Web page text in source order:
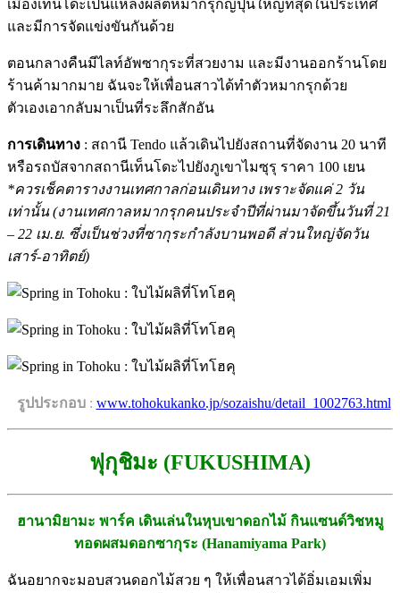
เมืองเท็นโดะเป็นแหล่งผลิตหมากรุกญี่ปุ่นใหญ่ที่สุดในประเทศ
และมีการจัดแข่งขันกันด้วย
ตอนกลางคืนมีไลท์อัพซากุระที่สวยงาม และมีงานออกร้านโดย
ร้านค้ามากมาย ฉันจะให้เพื่อนสาวได้ทำตัวหมากรุกด้วย
ตัวเองเอากลับมาเป็นที่ระลึกสักอัน
การเดินทาง : สถานี Tendo แล้วเดินไปยังสถานที่จัดงาน 20 นาที
หรือรถบัสจากสถานีเท็นโดะไปยังภูเขาไมซุรุ ราคา 100 เยน
*ควรเช็คตารางงานเทศกาลก่อนเดินทาง เพราะจัดแค่ 2 วัน
เท่านั้น (งานเทศกาลหมากรุกคนประจำปีที่ผ่านมาจัดขึ้นวันที่ 21
– 22 เม.ย. ซึ่งเป็นช่วงที่ซากุระกำลังบานพอดี ส่วนใหญ่จัดวัน
เสาร์-อาทิตย์)
รูปประกอบ: www.tohokukanko.jp/sozaishu/detail_1002763.html
ฟุกุชิมะ (FUKUSHIMA)
ฮานามิยามะ พาร์ค เดินเล่นในหุบเขาดอกไม้ กินแซนด์วิชหมู
ทอดผสมดอกซากุระ (Hanamiyama Park)
ฉันอยากจะมอบสวนดอกไม้สวย ๆ ให้เพื่อนสาวได้อิ่มเอมเพิ่ม